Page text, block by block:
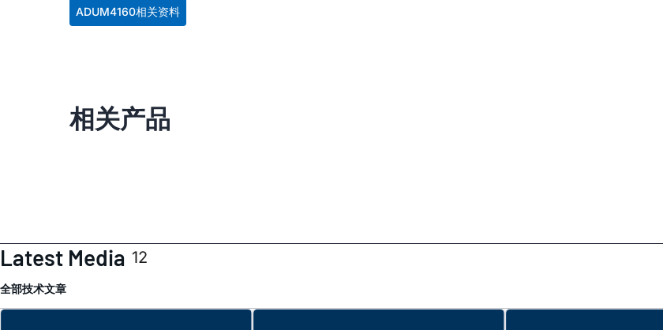
ADUM4160相关资料
相关产品
Latest Media 12
全部技术文章